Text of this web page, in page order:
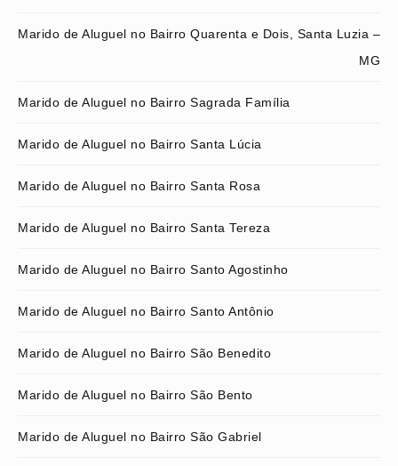
Marido de Aluguel no Bairro Quarenta e Dois, Santa Luzia –
MG
Marido de Aluguel no Bairro Sagrada Família
Marido de Aluguel no Bairro Santa Lúcia
Marido de Aluguel no Bairro Santa Rosa
Marido de Aluguel no Bairro Santa Tereza
Marido de Aluguel no Bairro Santo Agostinho
Marido de Aluguel no Bairro Santo Antônio
Marido de Aluguel no Bairro São Benedito
Marido de Aluguel no Bairro São Bento
Marido de Aluguel no Bairro São Gabriel